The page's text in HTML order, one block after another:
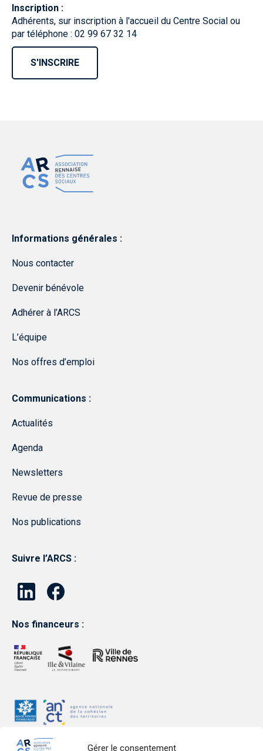
Gérer le consentement
Inscription :
Adhérents, sur inscription à l'accueil du Centre Social ou
par téléphone : 02 99 67 32 14
S'INSCRIRE
Informations générales :
Nous contacter
Devenir bénévole
Adhérer à l’ARCS
L’équipe
Nos offres d’emploi
Communications :
Actualités
Agenda
Newsletters
Revue de presse
Nos publications
Suivre l’ARCS :
Nos financeurs :